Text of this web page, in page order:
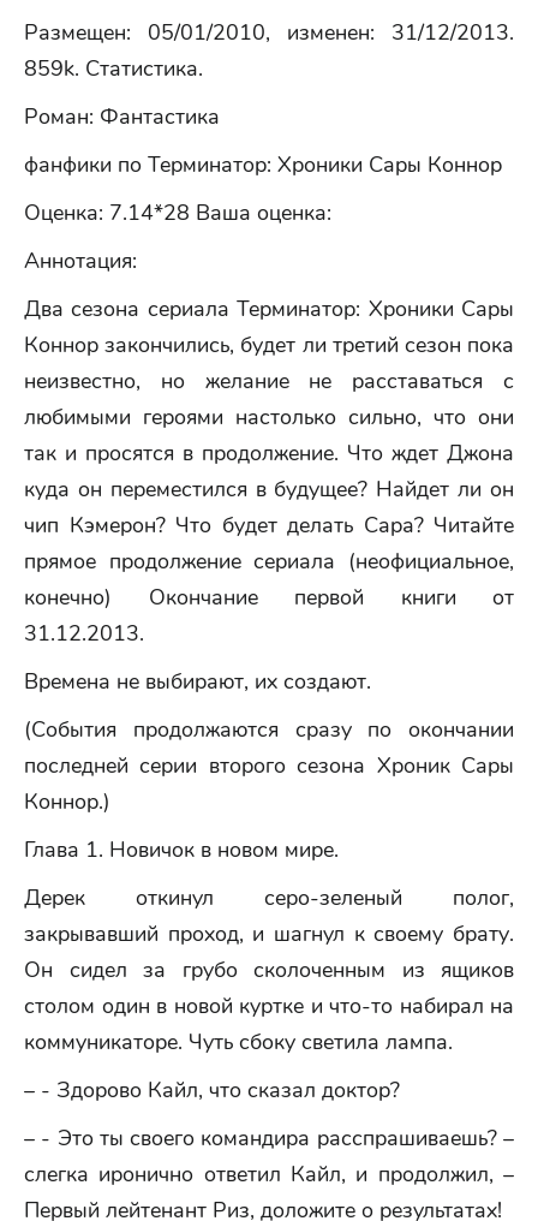
Размещен: 05/01/2010, изменен: 31/12/2013.
859k. Статистика.
Роман: Фантастика
фанфики по Терминатор: Хроники Сары Коннор
Оценка: 7.14*28 Ваша оценка:
Аннотация:
Два сезона сериала Терминатор: Хроники Сары
Коннор закончились, будет ли третий сезон пока
неизвестно, но желание не расставаться с
любимыми героями настолько сильно, что они
так и просятся в продолжение. Что ждет Джона
куда он переместился в будущее? Найдет ли он
чип Кэмерон? Что будет делать Сара? Читайте
прямое продолжение сериала (неофициальное,
конечно) Окончание первой книги от
31.12.2013.
Времена не выбирают, их создают.
(События продолжаются сразу по окончании
последней серии второго сезона Хроник Сары
Коннор.)
Глава 1. Новичок в новом мире.
Дерек откинул серо-зеленый полог,
закрывавший проход, и шагнул к своему брату.
Он сидел за грубо сколоченным из ящиков
столом один в новой куртке и что-то набирал на
коммуникаторе. Чуть сбоку светила лампа.
– - Здорово Кайл, что сказал доктор?
– - Это ты своего командира расспрашиваешь? –
слегка иронично ответил Кайл, и продолжил, –
Первый лейтенант Риз, доложите о результатах!